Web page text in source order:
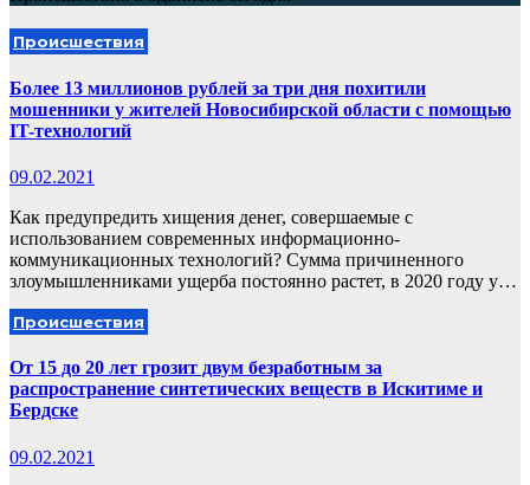
Происшествия
Более 13 миллионов рублей за три дня похитили
мошенники у жителей Новосибирской области с помощью
IT-технологий
09.02.2021
Как предупредить хищения денег, совершаемые с
использованием современных информационно-
коммуникационных технологий? Сумма причиненного
злоумышленниками ущерба постоянно растет, в 2020 году у…
Происшествия
От 15 до 20 лет грозит двум безработным за
распространение синтетических веществ в Искитиме и
Бердске
09.02.2021